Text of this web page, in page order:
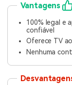
Vantagens
100% legal e
confiável
Oferece TV
Nenhuma